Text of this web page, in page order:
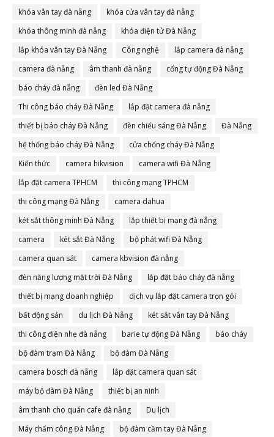
khóa vân tay đà nẵng
khóa cửa vân tay đà nẵng
khóa thông minh đà nẵng
khóa điện tử Đà Nẵng
lắp khóa vân tay Đà Nẵng
Công nghệ
lắp camera đà nẵng
camera đà nẵng
âm thanh đà nẵng
cổng tự động Đà Nẵng
báo cháy đà nẵng
đèn led Đà Nẵng
Thi công báo cháy Đà Nẵng
lắp đặt camera đà nẵng
thiết bị báo cháy Đà Nẵng
đèn chiếu sáng Đà Nẵng
Đà Nẵng
hệ thống báo cháy Đà Nẵng
cửa chống cháy Đà Nẵng
Kiến thức
camera hikvision
camera wifi Đà Nẵng
lắp đặt camera TPHCM
thi công mạng TPHCM
thi công mạng Đà Nẵng
camera dahua
két sắt thông minh Đà Nẵng
lắp thiết bị mạng đà nẵng
camera
két sắt Đà Nẵng
bộ phát wifi Đà Nẵng
camera quan sát
camera kbvision đà nẵng
đèn năng lượng mặt trời Đà Nẵng
lắp đặt báo cháy đà nẵng
thiết bị mạng doanh nghiệp
dịch vụ lắp đặt camera trọn gói
bất động sản
du lịch Đà Nẵng
két sắt vân tay Đà Nẵng
thi công điện nhẹ đà nẵng
barie tự động Đà Nẵng
báo cháy
bộ đàm trạm Đà Nẵng
bộ đàm Đà Nẵng
camera bosch đà nẵng
lắp đặt camera quan sát
máy bộ đàm Đà Nẵng
thiết bị an ninh
âm thanh cho quán cafe đà nẵng
Du lịch
Máy chấm công Đà Nẵng
bộ đàm cầm tay Đà Nẵng